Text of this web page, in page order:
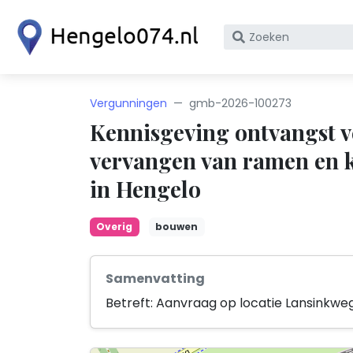
Zoek
of
nummer
Vergunningen gmb-2026-100273
Kennisgeving ontvangst
vervangen van ramen en
in Hengelo
Overig bouwen
Samenvatting
Betreft: Aanvraag op locatie